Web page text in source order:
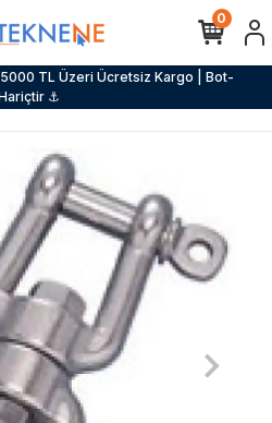
5000 TL Üzeri Ücretsiz Kargo | Bot-
⚓
0